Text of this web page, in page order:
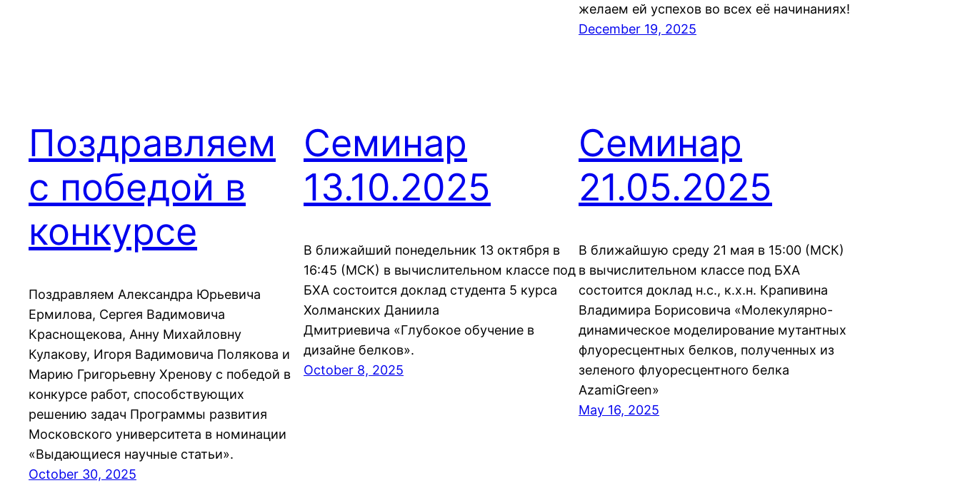
желаем ей успехов во всех её начинаниях!
December 19, 2025
Поздравляем
с победой в
конкурсе
Поздравляем Александра Юрьевича
Ермилова, Сергея Вадимовича
Краснощекова, Анну Михайловну
Кулакову, Игоря Вадимовича Полякова и
Марию Григорьевну Хренову с победой в
конкурсе работ, способствующих
решению задач Программы развития
Московского университета в номинации
«Выдающиеся научные статьи».
October 30, 2025
Семинар
13.10.2025
В ближайший понедельник 13 октября в
16:45 (МСК) в вычислительном классе под
БХА состоится доклад студента 5 курса
Холманских Даниила
Дмитриевича «Глубокое обучение в
дизайне белков».
October 8, 2025
Семинар
21.05.2025
В ближайшую среду 21 мая в 15:00 (МСК)
в вычислительном классе под БХА
состоится доклад н.с., к.х.н. Крапивина
Владимира Борисовича «Молекулярно-
динамическое моделирование мутантных
флуоресцентных белков, полученных из
зеленого флуоресцентного белка
AzamiGreen»
May 16, 2025